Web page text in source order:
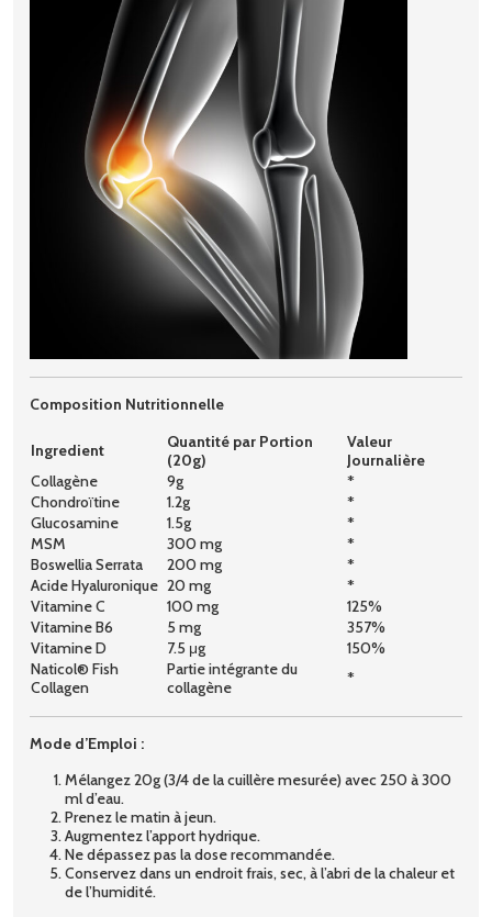
Composition Nutritionnelle
Ingredient
Quantité par Portion
(20g)
Valeur
Journalière
Collagène
9g
*
Chondroïtine
1.2g
*
Glucosamine
1.5g
*
MSM
300 mg
*
Boswellia Serrata
200 mg
*
Acide Hyaluronique 20 mg
*
Vitamine C
100 mg
125%
Vitamine B6
5 mg
357%
Vitamine D
7.5 μg
150%
Naticol® Fish
Collagen
Partie intégrante du
collagène
*
Mode d’Emploi :
Mélangez 20g (3/4 de la cuillère mesurée) avec 250 à 300
ml d’eau.
Prenez le matin à jeun.
Augmentez l’apport hydrique.
Ne dépassez pas la dose recommandée.
Conservez dans un endroit frais, sec, à l’abri de la chaleur et
de l’humidité.